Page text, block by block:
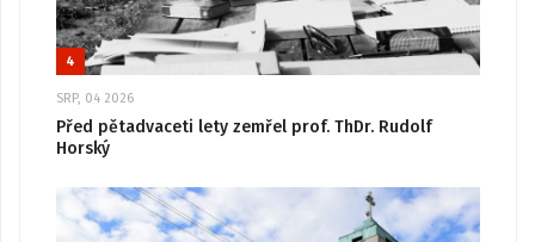
4
SRP, 04 2026
Před pětadvaceti lety zemřel prof. ThDr. Rudolf
Horský